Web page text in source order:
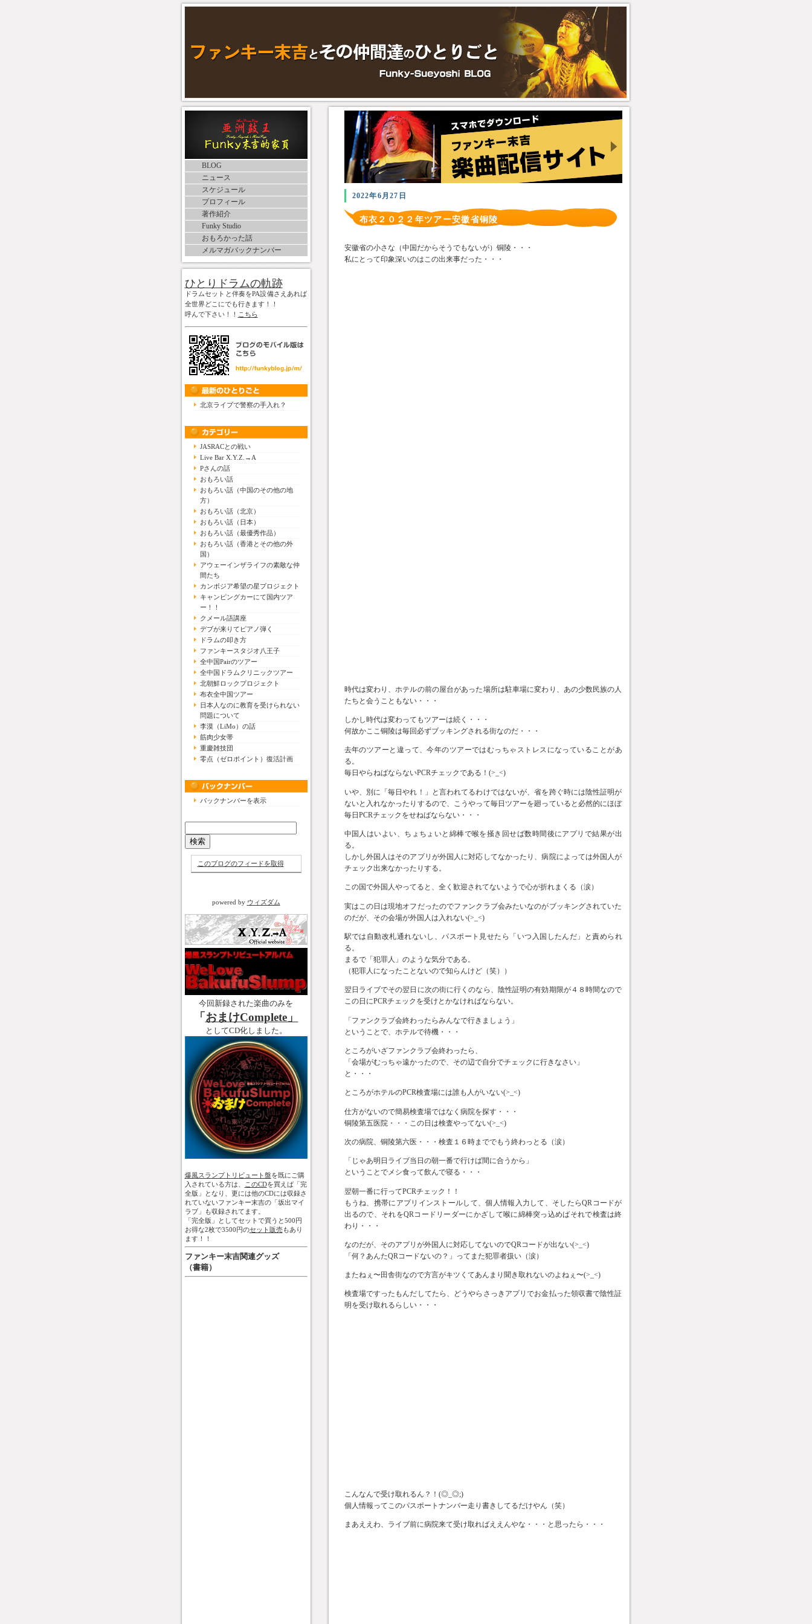
BLOG
ニュース
スケジュール
プロフィール
著作紹介
Funky Studio
おもろかった話
メルマガバックナンバー
ひとりドラムの軌跡
ドラムセットと伴奏をPA設備さえあれば
全世界どこにでも行きます！！
呼んで下さい！！ こちら
北京ライブで警察の手入れ？
JASRACとの戦い
Live Bar X.Y.Z.→A
Pさんの話
おもろい話
おもろい話（中国のその他の地
方）
おもろい話（北京）
おもろい話（日本）
おもろい話（最優秀作品）
おもろい話（香港とその他の外
国）
アウェーインザライフの素敵な仲
間たち
カンボジア希望の星プロジェクト
キャンピングカーにて国内ツア
ー！！
クメール語講座
デブが来りてピアノ弾く
ドラムの叩き方
ファンキースタジオ八王子
全中国Pairのツアー
全中国ドラムクリニックツアー
北朝鮮ロックプロジェクト
布衣全中国ツアー
日本人なのに教育を受けられない
問題について
李漠（LiMo）の話
筋肉少女帯
重慶雑技団
零点（ゼロポイント）復活計画
バックナンバーを表示
このブログのフィードを取得
powered by ウィズダム
今回新録された楽曲のみを
「おまけComplete」
としてCD化しました。
爆風スランプトリビュート盤を既にご購
入されている方は、
このCDを買えば「完
全版」となり、更には他のCDには収録さ
れていないファンキー末吉の「坂出マイ
ラブ」も収録されてます。
「完全版」としてセットで買うと500円
お得な2枚で3500円のセット販売もあり
ます！！
ファンキー末吉関連グッズ
（書籍）
2022年6月27日
布衣２０２２年ツアー安徽省铜陵
安徽省の小さな（中国だからそうでもないが）铜陵・・・
私にとって印象深いのはこの出来事だった・・・
時代は変わり、ホテルの前の屋台があった場所は駐車場に変わり、あの少数民族の人
たちと会うこともない・・・
しかし時代は変わってもツアーは続く・・・
何故かここ铜陵は毎回必ずブッキングされる街なのだ・・・
去年のツアーと違って、今年のツアーではむっちゃストレスになっていることがあ
る。
毎日やらねばならないPCRチェックである！(>_<)
いや、別に「毎日やれ！」と言われてるわけではないが、省を跨ぐ時には陰性証明が
ないと入れなかったりするので、こうやって毎日ツアーを廻っていると必然的にほぼ
毎日PCRチェックをせねばならない・・・
中国人はいよい、ちょちょいと綿棒で喉を掻き回せば数時間後にアプリで結果が出
る。
しかし外国人はそのアプリが外国人に対応してなかったり、病院によっては外国人が
チェック出来なかったりする。
この国で外国人やってると、全く歓迎されてないようで心が折れまくる（涙）
実はこの日は現地オフだったのでファンクラブ会みたいなのがブッキングされていた
のだが、その会場が外国人は入れない(>_<)
駅では自動改札通れないし、パスポート見せたら「いつ入国したんだ」と責められ
る。
まるで「犯罪人」のような気分である。
（犯罪人になったことないので知らんけど（笑））
翌日ライブでその翌日に次の街に行くのなら、陰性証明の有効期限が４８時間なので
この日にPCRチェックを受けとかなければならない。
「ファンクラブ会終わったらみんなで行きましょう」
ということで、ホテルで待機・・・
ところがいざファンクラブ会終わったら、
「会場がむっちゃ遠かったので、その辺で自分でチェックに行きなさい」
と・・・
ところがホテルのPCR検査場には誰も人がいない(>_<)
仕方がないので簡易検査場ではなく病院を探す・・・
铜陵第五医院・・・この日は検査やってない(>_<)
次の病院、铜陵第六医・・・検査１６時まででもう終わっとる（涙）
「じゃあ明日ライブ当日の朝一番で行けば間に合うから」
ということでメシ食って飲んで寝る・・・
翌朝一番に行ってPCRチェック！！
もうね、携帯にアプリインストールして、個人情報入力して、そしたらQRコードが
出るので、それをQRコードリーダーにかざして喉に綿棒突っ込めばそれで検査は終
わり・・・
なのだが、そのアプリが外国人に対応してないのでQRコードが出ない(>_<)
「何？あんたQRコードないの？」ってまた犯罪者扱い（涙）
またねぇ〜田舎街なので方言がキツくてあんまり聞き取れないのよねぇ〜(>_<)
検査場ですったもんだしてたら、どうやらさっきアプリでお金払った領収書で陰性証
明を受け取れるらしい・・・
こんなんで受け取れるん？！(◎_◎;)
個人情報ってこのパスポートナンバー走り書きしてるだけやん（笑）
まあええわ、ライブ前に病院来て受け取ればええんやな・・・と思ったら・・・